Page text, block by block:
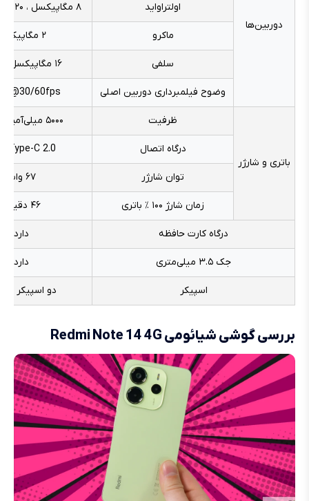
دوربین‌ها
اولتراواید ۸ مگاپیکسل ، ۱۲۰ درجه، f/2.2
ماکرو ۲ مگاپیکسل
سلفی ۱۶ مگاپیکسل ، f/2.4
وضوح فیلمبرداری دوربین اصلی 60fps
باتری و شارژر
ظرفیت ۵۰۰۰ میلی‌‌آمپر ساعت
درگاه اتصال Type-C 2.0
توان شارژر ۶۷ وات
زمان شارژ ۱۰۰ ٪ باتری ۴۶ دقیقه
درگاه کارت حافظه دارد
جک ۳.۵ میلی‌متری دارد
اسپیکر دو اسپیکر
بررسی گوشی شیائومی Redmi Note 14 4G